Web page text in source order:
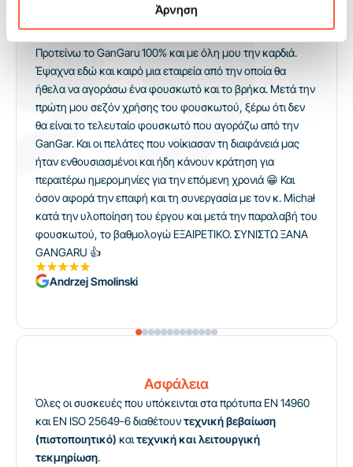
Άρνηση
Οι πελάτες μας δίνουν βαθμολογία 5!
Προτείνω το GanGaru 100% και με όλη μου την καρδιά.
Έψαχνα εδώ και καιρό μια εταιρεία από την οποία θα
ήθελα να αγοράσω ένα φουσκωτό και το βρήκα. Μετά την
πρώτη μου σεζόν χρήσης του φουσκωτού, ξέρω ότι δεν
θα είναι το τελευταίο φουσκωτό που αγοράζω από την
GanGar. Και οι πελάτες που νοίκιασαν τη διαφάνειά μας
ήταν ενθουσιασμένοι και ήδη κάνουν κράτηση για
περαιτέρω ημερομηνίες για την επόμενη χρονιά 😁 Και
όσον αφορά την επαφή και τη συνεργασία με τον κ. Michał
κατά την υλοποίηση του έργου και μετά την παραλαβή του
φουσκωτού, το βαθμολογώ ΕΞΑΙΡΕΤΙΚΟ. ΣΥΝΙΣΤΩ ΞΑΝΑ
GANGARU 👍
Andrzej Smolinski
Ασφάλεια
Όλες οι συσκευές που υπόκεινται στα πρότυπα EN 14960
και EN ISO 25649-6 διαθέτουντεχνική βεβαίωση
(πιστοποιητικό) καιτεχνική και λειτουργική
τεκμηρίωση.